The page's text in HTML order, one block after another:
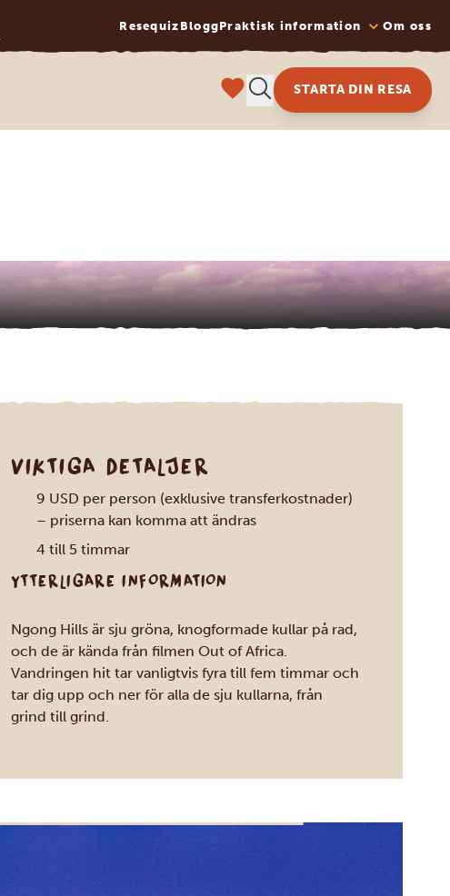
Resequiz BloggPraktisk information Om oss
STARTA DIN RESA
VIKTIGA DETALJER
9 USD per person (exklusive transferkostnader)
– priserna kan komma att ändras
4 till 5 timmar
YTTERLIGARE INFORMATION
Ngong Hills är sju gröna, knogformade kullar på rad,
och de är kända från filmen Out of Africa.
Vandringen hit tar vanligtvis fyra till fem timmar och
tar dig upp och ner för alla de sju kullarna, från
grind till grind.